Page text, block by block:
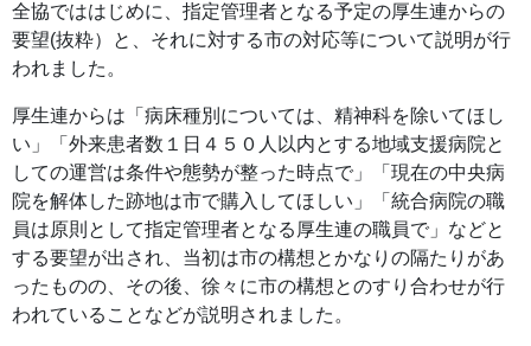
全協でははじめに、指定管理者となる予定の厚生連からの
要望(抜粋）と、それに対する市の対応等について説明が行
われました。
厚生連からは「病床種別については、精神科を除いてほし
い」「外来患者数１日４５０人以内とする地域支援病院と
しての運営は条件や態勢が整った時点で」「現在の中央病
院を解体した跡地は市で購入してほしい」「統合病院の職
員は原則として指定管理者となる厚生連の職員で」などと
する要望が出され、当初は市の構想とかなりの隔たりがあ
ったものの、その後、徐々に市の構想とのすり合わせが行
われていることなどが説明されました。